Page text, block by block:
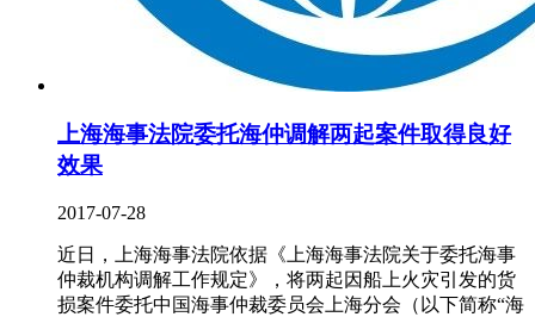
上海海事法院委托海仲调解两起案件取得良好
效果
2017-07-28
近日，上海海事法院依据《上海海事法院关于委托海事
仲裁机构调解工作规定》，将两起因船上火灾引发的货
损案件委托中国海事仲裁委员会上海分会（以下简称“海